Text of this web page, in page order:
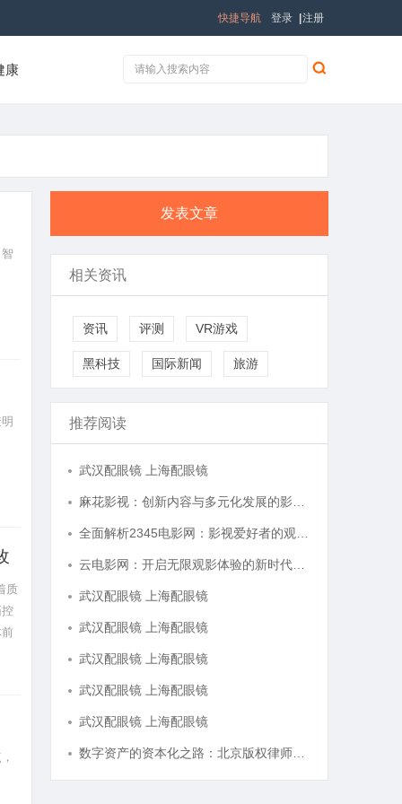
登录 注册
快捷导航
康
质
发表文章
相关资讯
资讯 评测 VR游戏
黑科技 国际新闻 旅游
推荐阅读
武汉配眼镜 上海配眼镜
武汉配眼镜 上海配眼镜
武汉配眼镜 上海配眼镜
武汉配眼镜 上海配眼镜
武汉配眼镜 上海配眼镜
武汉配眼镜 上海配眼镜